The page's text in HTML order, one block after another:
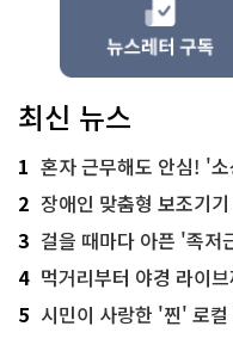
최신 뉴스
1 혼자 근무해도 안심! '
2 장애인 맞춤형 보조기기
3 걸을 때마다 아픈 '족저근
4 먹거리부터 야경 라이
5 시민이 사랑한 '찐' 로컬